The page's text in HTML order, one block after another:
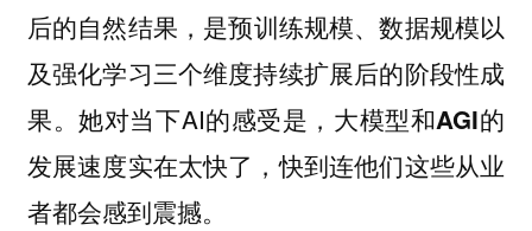
后的自然结果 ，是预训练规模、数据规模以
及强化学习三个维度持续扩展后的阶段性成
果。她对当下AI的感受是， 大模型和AGI的
发展速度实在太快了，快到连他们这些从业
者都会感到震撼。